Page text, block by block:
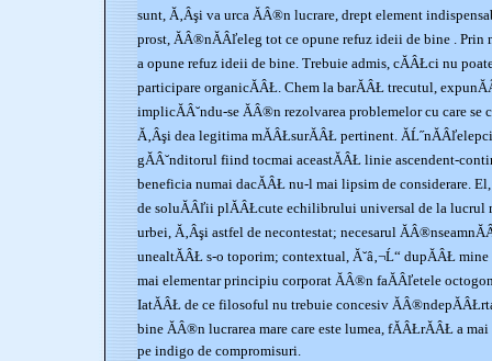
sunt, Ă‚Âşi va urca ĂÂ®n lucrare, drept element
prost, ĂÂ®nĂÂľeleg tot ce opune refuz ideii de bine . Prin
a opune refuz ideii de bine. Trebuie admis, cĂÂŁci nu
participare organicĂÂŁ. Chem la barĂÂŁ trecutul,
implicĂÂ˘ndu-se ĂÂ®n rezolvarea problemelor cu care se
Ă‚Âşi dea legitima mĂÂŁsurĂÂŁ pertinent.
gĂÂ˘nditorul fiind tocmai aceastĂÂŁ linie ascendent-
beneficia numai dacĂÂŁ nu-l mai lipsim de considerare.
de soluĂÂľii plĂÂŁcute echilibrului universal de la lucrul
urbei, Ă‚Âşi astfel de necontestat; necesarul
unealtĂÂŁ s-o toporim; contextual, Ă˘â‚¬Ĺ“ dupĂÂŁ
mai elementar principiu corporat ĂÂ®n faĂÂľetele
IatĂÂŁ de ce filosoful nu trebuie concesiv
bine ĂÂ®n lucrarea mare care este lumea, fĂÂŁrĂÂŁ a
pe indigo de compromisuri.